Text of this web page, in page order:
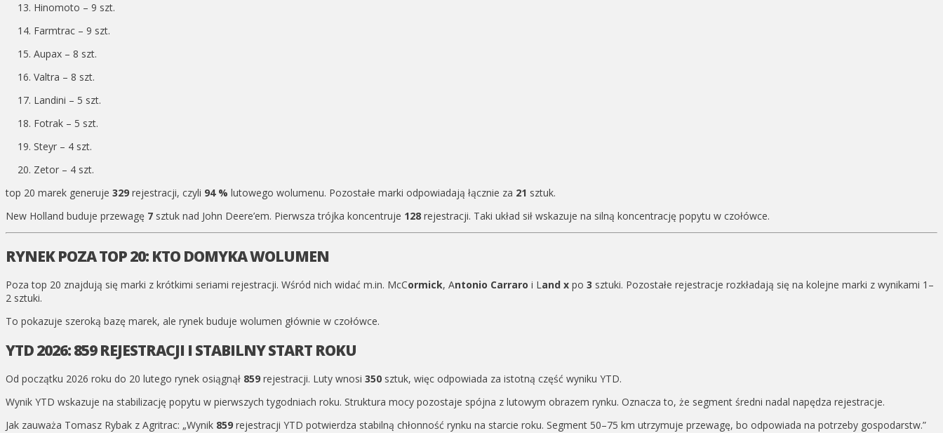
Hinomoto – 9 szt.
Farmtrac – 9 szt.
Aupax – 8 szt.
Valtra – 8 szt.
Landini – 5 szt.
Fotrak – 5 szt.
Steyr – 4 szt.
Zetor – 4 szt.
top 20 marek generuje 329 rejestracji, czyli 94 % lutowego wolumenu. Pozostałe marki odpowiadają łącznie za 21 sztuk.
New Holland buduje przewagę 7 sztuk nad John Deere’em. Pierwsza trójka koncentruje 128 rejestracji. Taki układ sił wskazuje na silną koncentrację popytu w czołówce.
RYNEK POZA TOP 20: KTO DOMYKA WOLUMEN
Poza top 20 znajdują się marki z krótkimi seriami rejestracji. Wśród nich widać m.in. McCormick, Antonio Carraro i Land x po 3 sztuki. Pozostałe rejestracje rozkładają się na kolejne marki z wynikami 1–
2 sztuki.
To pokazuje szeroką bazę marek, ale rynek buduje wolumen głównie w czołówce.
YTD 2026: 859 REJESTRACJI I STABILNY START ROKU
Od początku 2026 roku do 20 lutego rynek osiągnął 859 rejestracji. Luty wnosi 350 sztuk, więc odpowiada za istotną część wyniku YTD.
Wynik YTD wskazuje na stabilizację popytu w pierwszych tygodniach roku. Struktura mocy pozostaje spójna z lutowym obrazem rynku. Oznacza to, że segment średni nadal napędza rejestracje.
Jak zauważa Tomasz Rybak z Agritrac: „Wynik 859 rejestracji YTD potwierdza stabilną chłonność rynku na starcie roku. Segment 50–75 km utrzymuje przewagę, bo odpowiada na potrzeby gospodarstw.”